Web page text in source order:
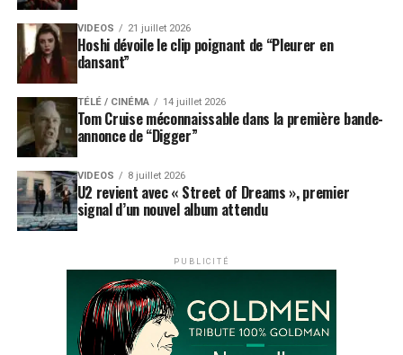
VIDEOS 21 juillet 2026
Hoshi dévoile le clip poignant de “Pleurer en
dansant”
TÉLÉ / CINÉMA 14 juillet 2026
Tom Cruise méconnaissable dans la première bande-
annonce de “Digger”
VIDEOS 8 juillet 2026
U2 revient avec « Street of Dreams », premier
signal d’un nouvel album attendu
PUBLICITÉ